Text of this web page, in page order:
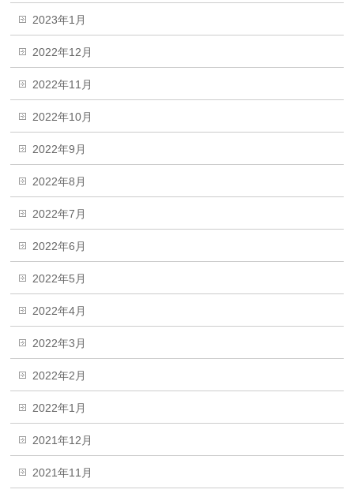
2023年1月
2022年12月
2022年11月
2022年10月
2022年9月
2022年8月
2022年7月
2022年6月
2022年5月
2022年4月
2022年3月
2022年2月
2022年1月
2021年12月
2021年11月